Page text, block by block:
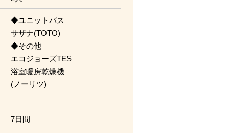
◆ユニットバス
サザナ(TOTO)
◆その他
エコジョーズTES
浴室暖房乾燥機
(ノーリツ)
7日間